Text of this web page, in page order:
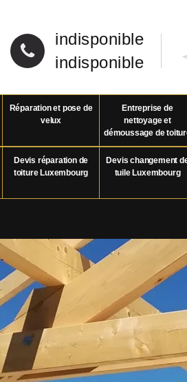
indisponible
indisponible
Réparation et pose de
velux
Entreprise de
nettoyage et
démoussage de
Devis réparation de
toiture Luxembourg
Devis changement
tuile Luxembourg